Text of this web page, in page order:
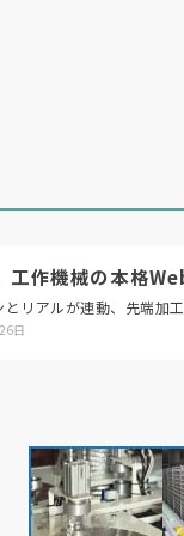
工作機械の本格
とリアルが連動、先端加
日